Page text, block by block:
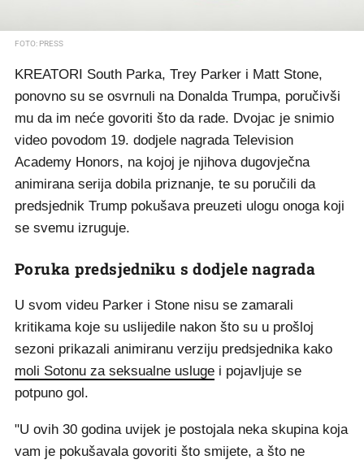
FOTO: PRESS
KREATORI South Parka, Trey Parker i Matt Stone,
ponovno su se osvrnuli na Donalda Trumpa, poručivši
mu da im neće govoriti što da rade. Dvojac je snimio
video povodom 19. dodjele nagrada Television
Academy Honors, na kojoj je njihova dugovječna
animirana serija dobila priznanje, te su poručili da
predsjednik Trump pokušava preuzeti ulogu onoga koji
se svemu izruguje.
Poruka predsjedniku s dodjele nagrada
U svom videu Parker i Stone nisu se zamarali
kritikama koje su uslijedile nakon što su u prošloj
sezoni prikazali animiranu verziju predsjednika kako
moli Sotonu za seksualne usluge i pojavljuje se
potpuno gol.
"U ovih 30 godina uvijek je postojala neka skupina koja
vam je pokušavala govoriti što smijete, a što ne